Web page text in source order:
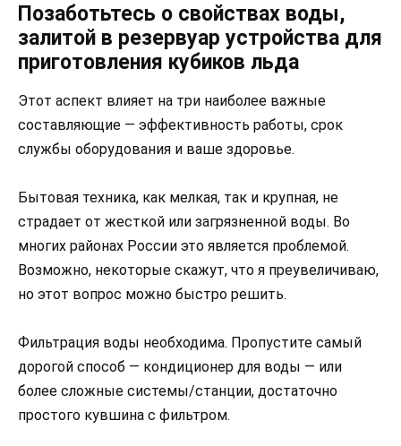
Позаботьтесь о свойствах воды,
залитой в резервуар устройства для
приготовления кубиков льда
Этот аспект влияет на три наиболее важные
составляющие — эффективность работы, срок
службы оборудования и ваше здоровье.
Бытовая техника, как мелкая, так и крупная, не
страдает от жесткой или загрязненной воды. Во
многих районах России это является проблемой.
Возможно, некоторые скажут, что я преувеличиваю,
но этот вопрос можно быстро решить.
Фильтрация воды необходима. Пропустите самый
дорогой способ — кондиционер для воды — или
более сложные системы/станции, достаточно
простого кувшина с фильтром.